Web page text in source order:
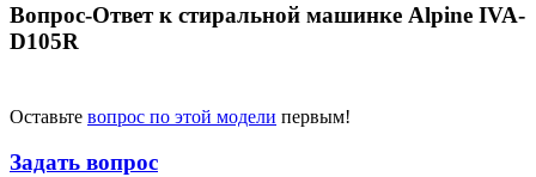
Вопрос-Ответ к стиральной машинке Alpine IVA-
D105R
Оставьте вопрос по этой модели первым!
Задать вопрос